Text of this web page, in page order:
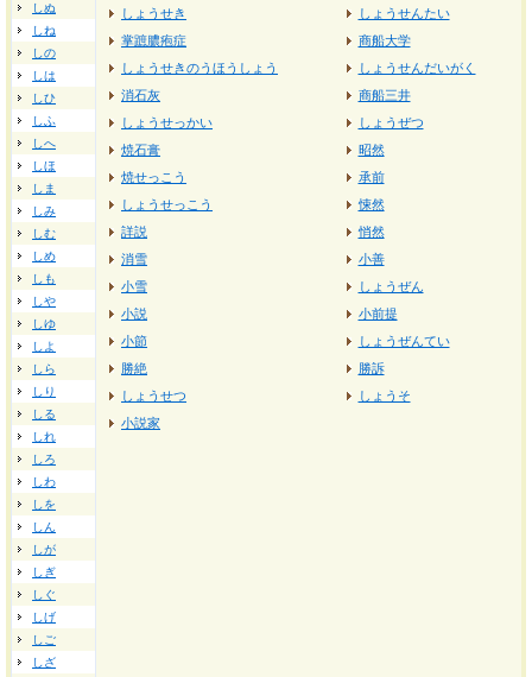
しぬ
しね
しの
しは
しひ
しふ
しへ
しほ
しま
しみ
しむ
しめ
しも
しや
しゆ
しよ
しら
しり
しる
しれ
しろ
しわ
しを
しん
しが
しぎ
しぐ
しげ
しご
しざ
しょうせき
掌蹠膿疱症
しょうせきのうほうしょう
消石灰
しょうせっかい
焼石膏
焼せっこう
しょうせっこう
詳説
消雪
小雪
小説
小節
勝絶
しょうせつ
小説家
しょうせんたい
商船大学
しょうせんだいがく
商船三井
しょうぜつ
昭然
承前
悚然
悄然
小善
しょうぜん
小前提
しょうぜんてい
勝訴
しょうそ